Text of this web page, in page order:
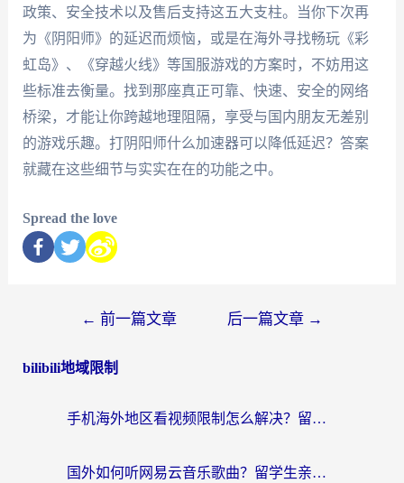
政策、安全技术以及售后支持这五大支柱。当你下次再
为《阴阳师》的延迟而烦恼，或是在海外寻找畅玩《彩
虹岛》、《穿越火线》等国服游戏的方案时，不妨用这
些标准去衡量。找到那座真正可靠、快速、安全的网络
桥梁，才能让你跨越地理阻隔，享受与国内朋友无差别
的游戏乐趣。打阴阳师什么加速器可以降低延迟？答案
就藏在这些细节与实实在在的功能之中。
Spread the love
← 前一篇文章 后一篇文章 →
bilibili地域限制
手机海外地区看视频限制怎么解决？留学生亲测有效的回国加速器指南
国外如何听网易云音乐歌曲？留学生亲测有效的回国加速方案